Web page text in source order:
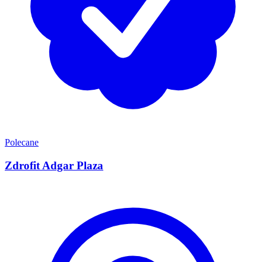
Polecane
Zdrofit Adgar Plaza